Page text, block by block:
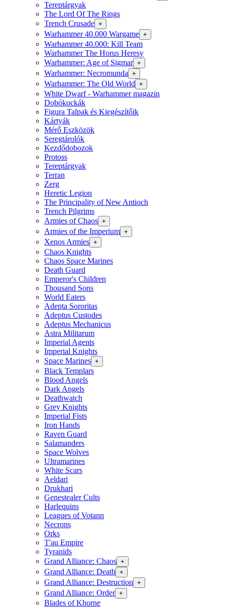
Tereptárgyak
The Lord Of The Rings
Trench Crusade +
Warhammer 40.000 Wargame +
Warhammer 40.000: Kill Team
Warhammer The Horus Heresy
Warhammer: Age of Sigmar +
Warhammer: Necromunda +
Warhammer: The Old World +
White Dwarf - Warhammer magazin
Dobókockák
Figura Talpak és Kiegészítőik
Kártyák
Mérő Eszközök
Seregtárolók
Kezdődobozok
Protoss
Tereptárgyak
Terran
Zerg
Heretic Legion
The Principality of New Antioch
Trench Pilgrims
Armies of Chaos +
Armies of the Imperium +
Xenos Armies +
Chaos Knights
Chaos Space Marines
Death Guard
Emperor's Children
Thousand Sons
World Eaters
Adepta Sororitas
Adeptus Custodes
Adeptus Mechanicus
Astra Militarum
Imperial Agents
Imperial Knights
Space Marines +
Black Templars
Blood Angels
Dark Angels
Deathwatch
Grey Knights
Imperial Fists
Iron Hands
Raven Guard
Salamanders
Space Wolves
Ultramarines
White Scars
Aeldari
Drukhari
Genestealer Cults
Harlequins
Leagues of Votann
Necrons
Orks
T'au Empire
Tyranids
Grand Alliance: Chaos +
Grand Alliance: Death +
Grand Alliance: Destruction +
Grand Alliance: Order +
Blades of Khorne